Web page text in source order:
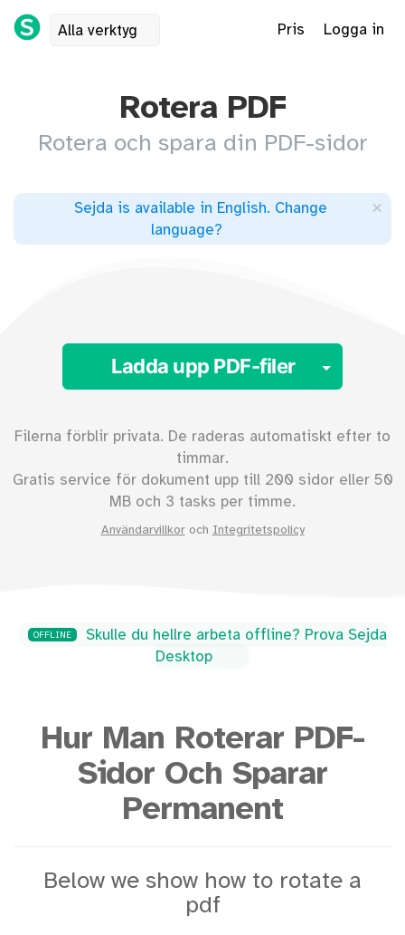
Alla verktyg Pris Logga in
Rotera PDF
Rotera och spara din PDF-sidor
Sejda is available in English. Change
language?
×
Ladda upp PDF-filer Toggle
Filerna förblir privata. De raderas automatiskt efter to
timmar.
Gratis service för dokument upp till 200 sidor eller 50
MB och 3 tasks per timme.
Användarvillkoroch Integritetspolicy
OFFLINE
Skulle du hellre arbeta offline? Prova Sejda
Desktop
Hur Man Roterar PDF-
Sidor Och Sparar
Permanent
Below we show how to rotate a
pdf